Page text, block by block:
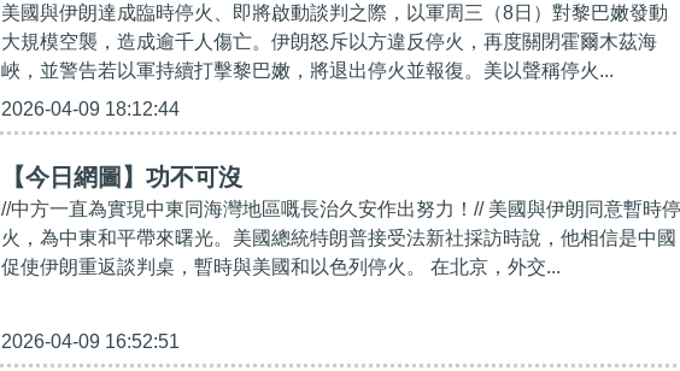
美國與伊朗達成臨時停火、即將啟動談判之際，以軍周三（8日）對黎巴嫩發動
大規模空襲，造成逾千人傷亡。伊朗怒斥以方違反停火，再度關閉霍爾木茲海
峽，並警告若以軍持續打擊黎巴嫩，將退出停火並報復。美以聲稱停火...
2026-04-09 18:12:44
【今日網圖】功不可沒
//中方一直為實現中東同海灣地區嘅長治久安作出努力！// 美國與伊朗同意暫時停
火，為中東和平帶來曙光。美國總統特朗普接受法新社採訪時說，他相信是中國
促使伊朗重返談判桌，暫時與美國和以色列停火。 在北京，外交...
2026-04-09 16:52:51